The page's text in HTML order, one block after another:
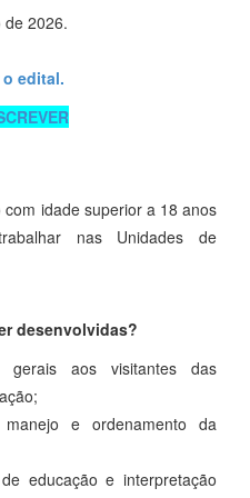
de 2026.
edital.
idade superior a 18 anos
nas Unidades de
desenvolvidas?
gerais aos visitantes das
e ordenamento da
educação e interpretação